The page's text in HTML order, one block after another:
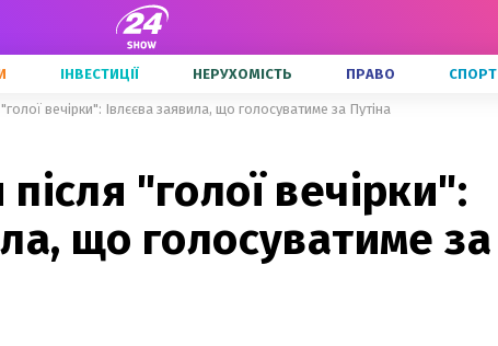
ІНВЕСТИЦІЇ НЕРУХОМІСТЬ ПРАВО СПОРТ
вечірки": Івлєєва заявила, що голосуватиме за Путіна
"голої вечірки":
що голосуватиме за